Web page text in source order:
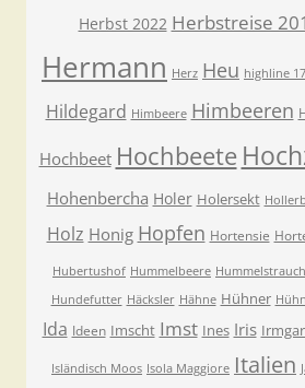
Herbst 2022 Herbstreise
Hermann Herz Heu highline
Hildegard Himbeere Himbeeren
Hochbeet Hochbeete
Hohenbercha Holer Holersekt
Holz Honig Hopfen Hortensie
Hubertushof Hummelbeere Hummelstrauch
Hundefutter Häcksler Hähne Hühner
Ida Ideen Imscht Imst Ines Iris
Isländisch Moos Isola Maggiore Italien